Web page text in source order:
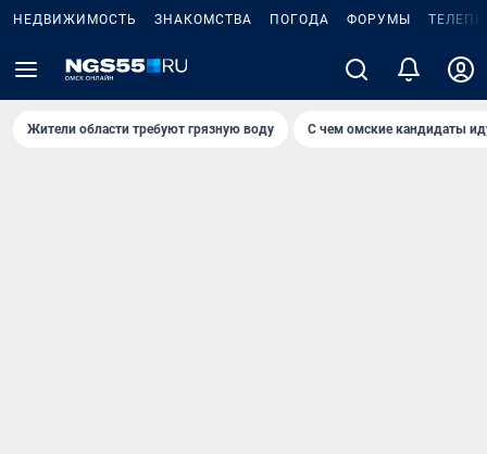
НЕДВИЖИМОСТЬ ЗНАКОМСТВА ПОГОДА ФОРУМЫ
Жители области требуют грязную воду С чем омские кандидаты